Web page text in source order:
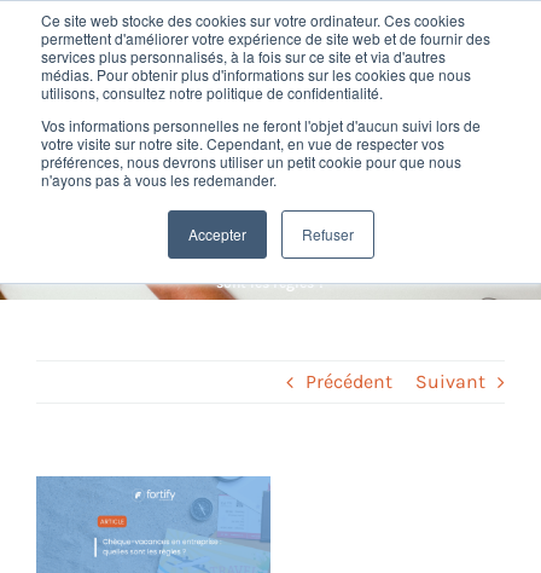
Ce site web stocke des cookies sur votre ordinateur. Ces cookies
permettent d'améliorer votre expérience de site web et de fournir des
services plus personnalisés, à la fois sur ce site et via d'autres
médias. Pour obtenir plus d'informations sur les cookies que nous
utilisons, consultez notre politique de confidentialité.
Vos informations personnelles ne feront l'objet d'aucun suivi lors de
votre visite sur notre site. Cependant, en vue de respecter vos
préférences, nous devrons utiliser un petit cookie pour que nous
n'ayons pas à vous les redemander.
Accepter Refuser
Passer
contenu
Nos offres
Formation
Nos clients
Fortify
Support
Chèque-vacances en
entreprise : quelles sont les
règles ?
Marque employeur»Chèque-vacances en entreprise : quelles
sont les règles ?
Précédent Suivant
agrandie